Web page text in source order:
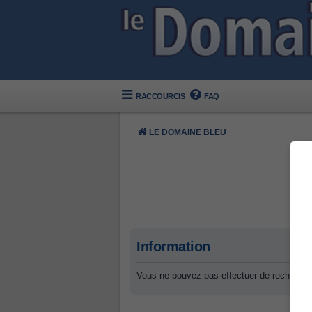
RACCOURCIS FAQ
LE DOMAINE BLEU
Information
Vous ne pouvez pas effectuer de